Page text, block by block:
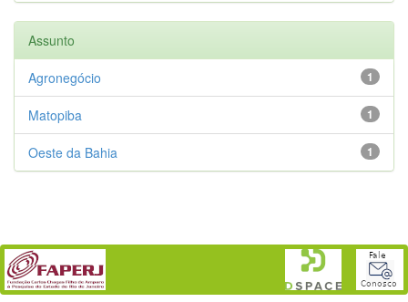
Assunto
1
Agronegócio
1
Matopiba
1
Oeste da Bahia